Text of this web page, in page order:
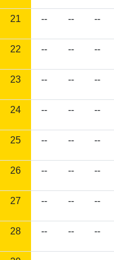
21 -- -- --
22 -- -- --
23 -- -- --
24 -- -- --
25 -- -- --
26 -- -- --
27 -- -- --
28 -- -- --